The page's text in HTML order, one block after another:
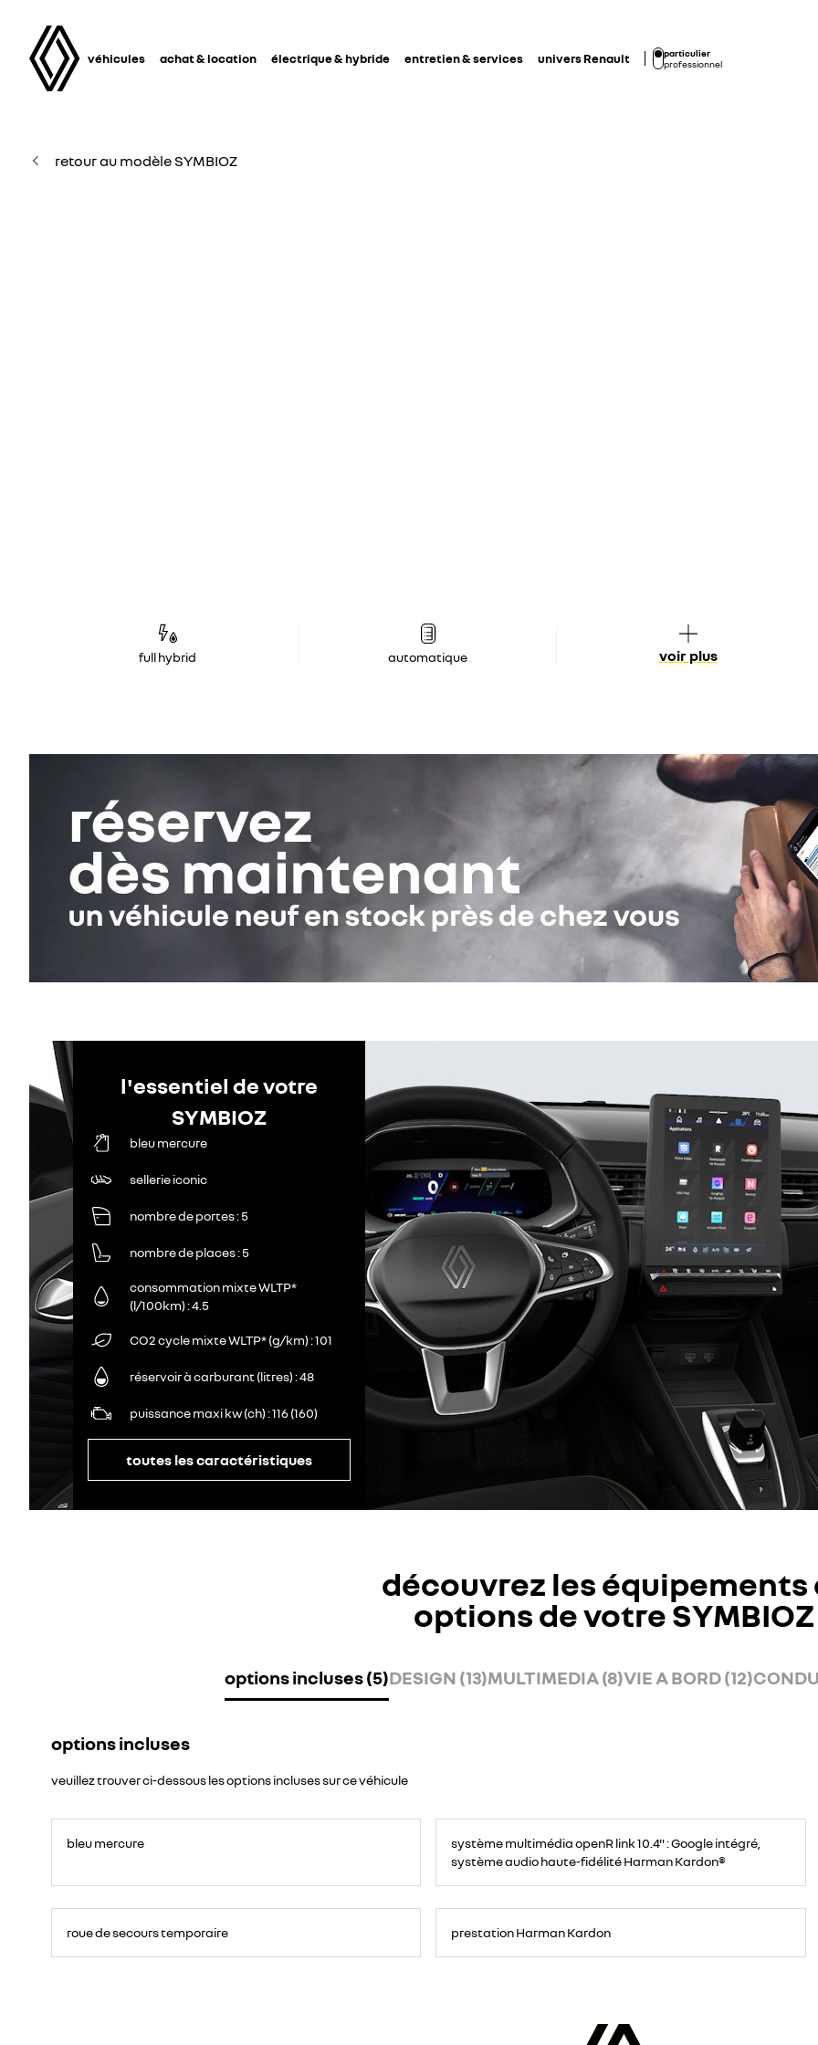
véhicules achat & location électrique & hybride entretien & services univers Renault
particulier
professionnel
retour au modèle SYMBIOZ
full hybrid automatique voir plus
l'essentiel de votre
SYMBIOZ
bleu mercure
sellerie iconic
nombre de portes 5
nombre de places 5
consommation mixte WLTP*
(l/100km) 4.5
CO2 cycle mixte WLTP* (g/km) 101
réservoir à carburant (litres) 48
puissance maxi kw (ch) 116 (160)
toutes les caractéristiques
découvrez les équipements
options de votre SYMBIOZ
options incluses (5)DESIGN (13)MULTIMEDIA (8)VIE A BORD (12)
options incluses
veuillez trouver ci-dessous les options incluses sur ce véhicule
bleu mercure
système multimédia openR link 10.4" : Google intégré,
système audio haute-fidélité Harman Kardon®
roue de secours temporaire prestation Harman Kardon